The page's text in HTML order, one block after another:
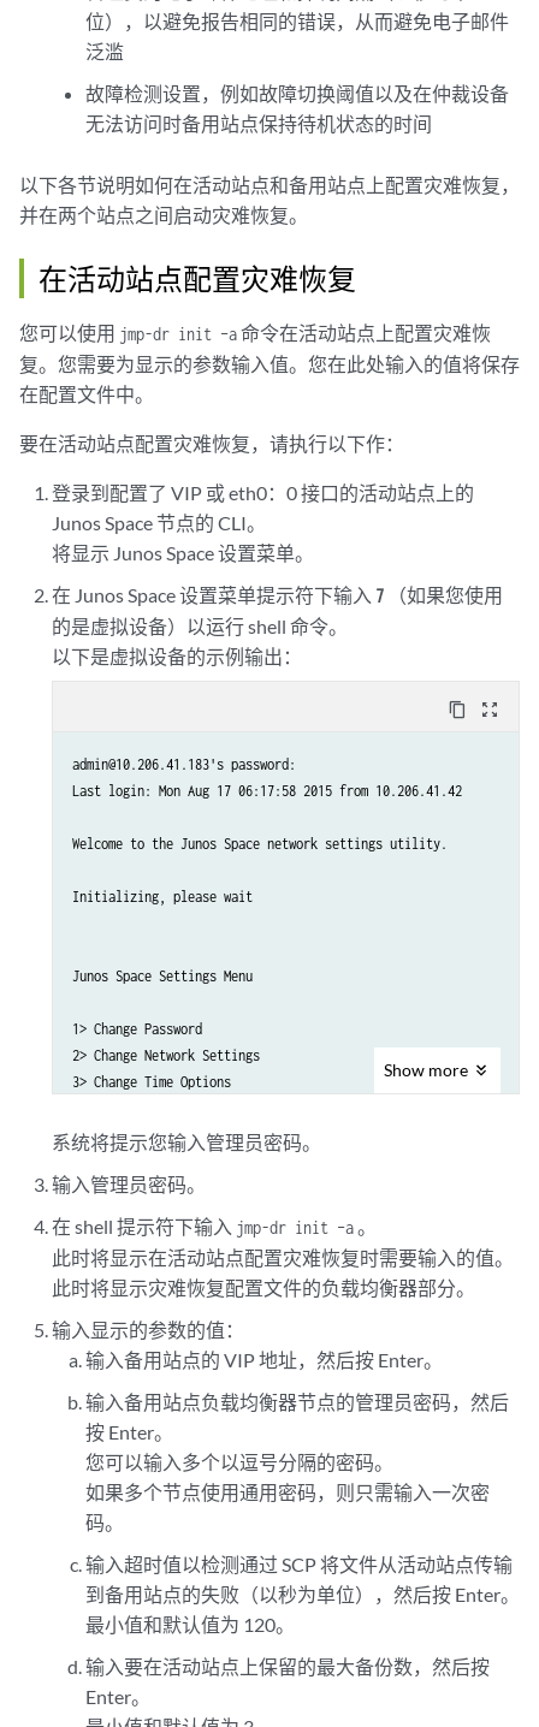
位），以避免报告相同的错误，从而避免电子邮件
泛滥
故障检测设置，例如故障切换阈值以及在仲裁设备
无法访问时备用站点保持待机状态的时间
以下各节说明如何在活动站点和备用站点上配置灾难恢复，
并在两个站点之间启动灾难恢复。
在活动站点配置灾难恢复
您可以使用 jmp-dr init –a命令在活动站点上配置灾难恢
复。您需要为显示的参数输入值。您在此处输入的值将保存
在配置文件中。
要在活动站点配置灾难恢复，请执行以下作：
登录到配置了 VIP 或 eth0：0 接口的活动站点上的
Junos Space 节点的 CLI。
将显示 Junos Space 设置菜单。
在 Junos Space 设置菜单提示符下输入 7 （如果您使用
的是虚拟设备）以运行 shell 命令。
以下是虚拟设备的示例输出：
content_copy zoom_out_map
admin@10.206.41.183's password:
Last login: Mon Aug 17 06:17:58 2015 from 10.206.41.42
Welcome to the Junos Space network settings utility.
Initializing, please wait
Junos Space Settings Menu
1> Change Password
2> Change Network Settings
3> Change Time Options
5> Security
7> (Debug) run shell
A> Apply changes
Q> Quit
R> Redraw Menu
Choice [1-7,AQR]: 7
Show more
系统将提示您输入管理员密码。
输入管理员密码。
在 shell 提示符下输入 jmp-dr init –a。
此时将显示在活动站点配置灾难恢复时需要输入的值。
此时将显示灾难恢复配置文件的负载均衡器部分。
输入显示的参数的值：
输入备用站点的 VIP 地址，然后按 Enter。
输入备用站点负载均衡器节点的管理员密码，然后
按 Enter。
您可以输入多个以逗号分隔的密码。
如果多个节点使用通用密码，则只需输入一次密
码。
输入超时值以检测通过 SCP 将文件从活动站点传输
到备用站点的失败（以秒为单位），然后按 Enter。
最小值和默认值为 120。
输入要在活动站点上保留的最大备份数，然后按
Enter。